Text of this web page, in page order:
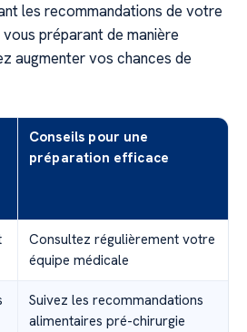
les recommandations de votre
préparant de manière
augmenter vos chances de
Conseils pour une
préparation efficace
Consultez régulièrement votre
équipe médicale
Suivez les recommandations
alimentaires pré-chirurgie